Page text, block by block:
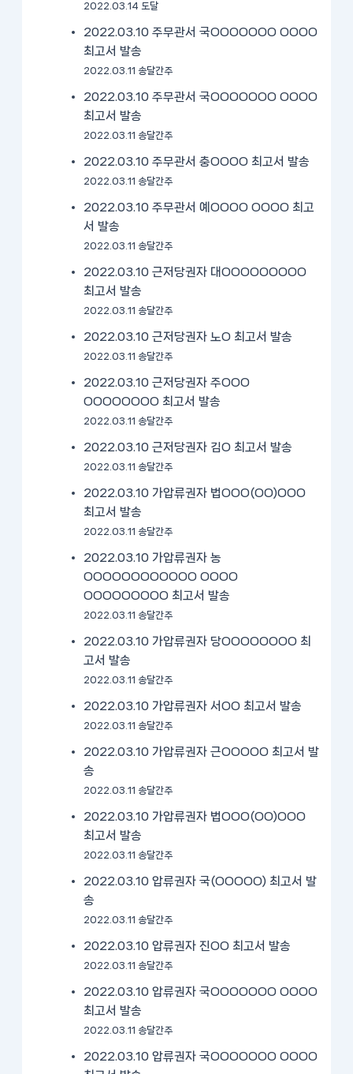
2022.03.14 도달
2022.03.10 주무관서 국OOOOOOO OOOO
최고서 발송
2022.03.11 송달간주
2022.03.10 주무관서 국OOOOOOO OOOO
최고서 발송
2022.03.11 송달간주
2022.03.10 주무관서 충OOOO 최고서 발송
2022.03.11 송달간주
2022.03.10 주무관서 예OOOO OOOO 최고
서 발송
2022.03.11 송달간주
2022.03.10 근저당권자 대OOOOOOOOO
최고서 발송
2022.03.11 송달간주
2022.03.10 근저당권자 노O 최고서 발송
2022.03.11 송달간주
2022.03.10 근저당권자 주OOO
OOOOOOOO 최고서 발송
2022.03.11 송달간주
2022.03.10 근저당권자 김O 최고서 발송
2022.03.11 송달간주
2022.03.10 가압류권자 법OOO(OO)OOO
최고서 발송
2022.03.11 송달간주
2022.03.10 가압류권자 농
OOOOOOOOOOOO OOOO
OOOOOOOOO 최고서 발송
2022.03.11 송달간주
2022.03.10 가압류권자 당OOOOOOOO 최
고서 발송
2022.03.11 송달간주
2022.03.10 가압류권자 서OO 최고서 발송
2022.03.11 송달간주
2022.03.10 가압류권자 근OOOOO 최고서 발
송
2022.03.11 송달간주
2022.03.10 가압류권자 법OOO(OO)OOO
최고서 발송
2022.03.11 송달간주
2022.03.10 압류권자 국(OOOOO) 최고서 발
송
2022.03.11 송달간주
2022.03.10 압류권자 진OO 최고서 발송
2022.03.11 송달간주
2022.03.10 압류권자 국OOOOOOO OOOO
최고서 발송
2022.03.11 송달간주
2022.03.10 압류권자 국OOOOOOO OOOO